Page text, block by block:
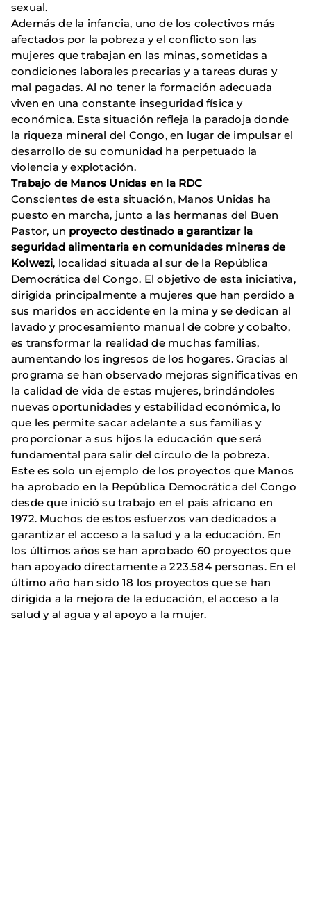
sexual.
Además de la infancia, uno de los colectivos más
afectados por la pobreza y el conflicto son las
mujeres que trabajan en las minas, sometidas a
condiciones laborales precarias y a tareas duras y
mal pagadas. Al no tener la formación adecuada
viven en una constante inseguridad física y
económica. Esta situación refleja la paradoja donde
la riqueza mineral del Congo, en lugar de impulsar el
desarrollo de su comunidad ha perpetuado la
violencia y explotación.
Trabajo de Manos Unidas en la RDC
Conscientes de esta situación, Manos Unidas ha
puesto en marcha, junto a las hermanas del Buen
Pastor, un proyecto destinado a garantizar la
seguridad alimentaria en comunidades mineras de
Kolwezi, localidad situada al sur de la República
Democrática del Congo. El objetivo de esta iniciativa,
dirigida principalmente a mujeres que han perdido a
sus maridos en accidente en la mina y se dedican al
lavado y procesamiento manual de cobre y cobalto,
es transformar la realidad de muchas familias,
aumentando los ingresos de los hogares. Gracias al
programa se han observado mejoras significativas en
la calidad de vida de estas mujeres, brindándoles
nuevas oportunidades y estabilidad económica, lo
que les permite sacar adelante a sus familias y
proporcionar a sus hijos la educación que será
fundamental para salir del círculo de la pobreza.
Este es solo un ejemplo de los proyectos que Manos
ha aprobado en la República Democrática del Congo
desde que inició su trabajo en el país africano en
1972. Muchos de estos esfuerzos van dedicados a
garantizar el acceso a la salud y a la educación. En
los últimos años se han aprobado 60 proyectos que
han apoyado directamente a 223.584 personas. En el
último año han sido 18 los proyectos que se han
dirigida a la mejora de la educación, el acceso a la
salud y al agua y al apoyo a la mujer.